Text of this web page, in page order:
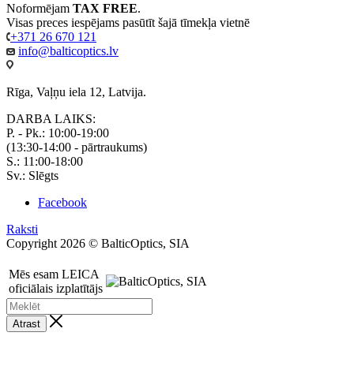
Noformējam TAX FREE.
Visas preces iespējams pasūtīt šajā tīmekļa vietnē
+371 26 670 121
info@balticoptics.lv
Rīga, Vaļņu iela 12, Latvija.
DARBA LAIKS:
P. - Pk.: 10:00-19:00
(13:30-14:00 - pārtraukums)
S.: 11:00-18:00
Sv.: Slēgts
Facebook
Raksti
Copyright 2026 © BalticOptics, SIA
Mēs esam LEICA
oficiālais izplatītājs
Atrast